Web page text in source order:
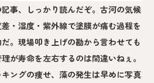
事、しっかり読んだぞ。古河の気候
・湿度・紫外線で塗膜が痛む過程を
。現場叩き上げの勘から言わせても
が寿命を左右するのは間違いねぇ。
ングの痩せ、藻の発生は早めに写真